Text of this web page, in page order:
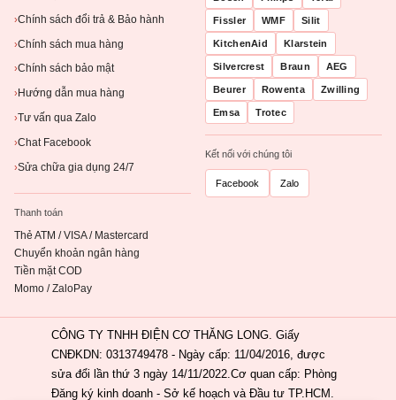
›Chính sách đổi trả & Bảo hành
›Chính sách mua hàng
›Chính sách bảo mật
› Hướng dẫn mua hàng
›Tư vấn qua Zalo
›Chat Facebook
›Sửa chữa gia dụng 24/7
Thanh toán
Thẻ ATM / VISA / Mastercard
Chuyển khoản ngân hàng
Tiền mặt COD
Momo / ZaloPay
Fissler WMF Silit
KitchenAid Klarstein
Silvercrest Braun AEG
Beurer Rowenta Zwilling
Emsa Trotec
Kết nối với chúng tôi
Facebook Zalo
CÔNG TY TNHH ĐIỆN CƠ THĂNG LONG. Giấy
CNĐKDN: 0313749478 - Ngày cấp: 11/04/2016, được
sửa đổi lần thứ 3 ngày 14/11/2022.Cơ quan cấp: Phòng
Đăng ký kinh doanh - Sở kế hoạch và Đầu tư TP.HCM.